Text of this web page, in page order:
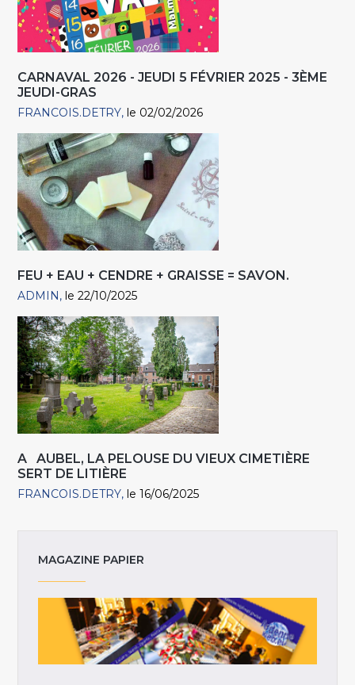
CARNAVAL 2026 - JEUDI 5 FÉVRIER 2025 - 3ÈME
JEUDI-GRAS
FRANCOIS.DETRY le 02/02/2026
FEU + EAU + CENDRE + GRAISSE = SAVON.
ADMIN le 22/10/2025
A AUBEL, LA PELOUSE DU VIEUX CIMETIÈRE
SERT DE LITIÈRE
FRANCOIS.DETRY le 16/06/2025
MAGAZINE PAPIER